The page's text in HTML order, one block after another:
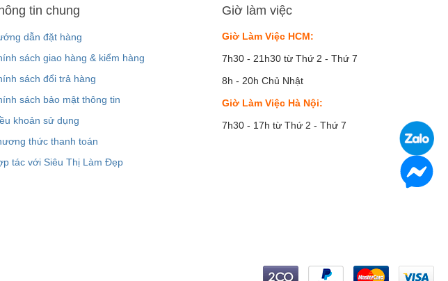
tin chung
dẫn đặt hàng
sách giao hàng & kiểm hàng
sách đổi trả hàng
sách bảo mật thông tin
khoản sử dụng
thức thanh toán
tác với Siêu Thị Làm Đẹp
Giờ làm việc
Giờ Làm Việc HCM:
7h30 - 21h30 từ Thứ 2 - Thứ 7
8h - 20h Chủ Nhật
Giờ Làm Việc Hà Nội:
7h30 - 17h từ Thứ 2 - Thứ 7